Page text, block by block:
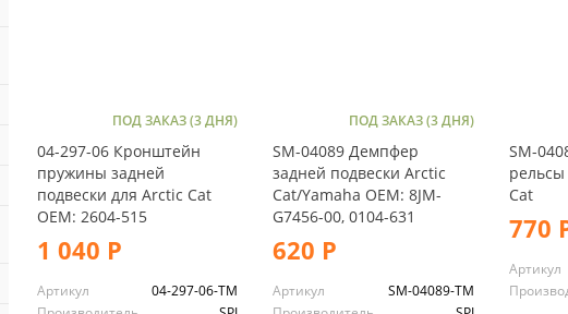
ПОД ЗАКАЗ (3 ДНЯ)
04-297-06 Кронштейн
пружины задней
подвески для Arctic Cat
OEM: 2604-515
1 040 Р
Артикул
04-297-06-TM
ПОД ЗАКАЗ (3 ДНЯ)
SM-04089 Демпфер
задней подвески Arctic
Cat/Yamaha OEM: 8JM-
G7456-00, 0104-631
620 Р
Артикул
SM-04089-TM
SM-
рельсы
Cat
770
Артикул